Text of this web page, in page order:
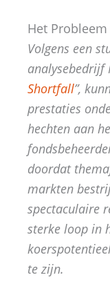
Het Probleem
Volgens een
analysebedrijf
Shortfall”,
prestaties
hechten aan
doordat
markten
spectaculaire
sterke loop in
te zijn.